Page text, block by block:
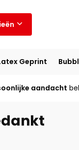
Geprint
aandacht